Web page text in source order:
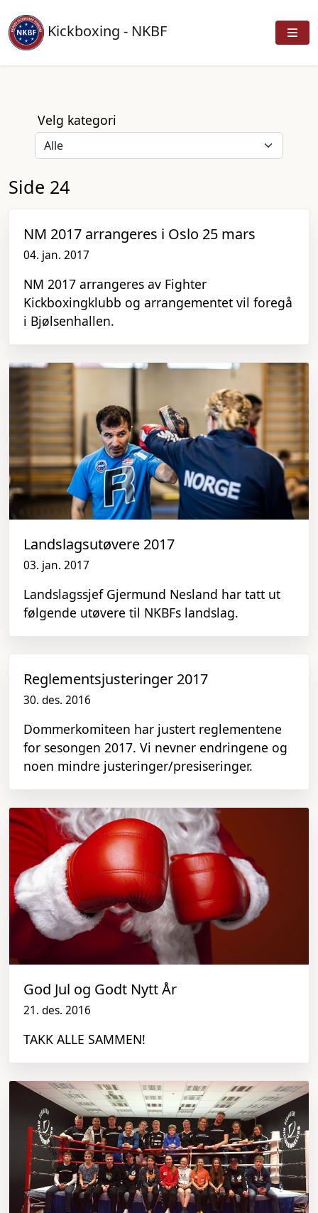
Kickboxing - NKBF
Velg kategori
Side 24
NM 2017 arrangeres i Oslo 25 mars
04. jan. 2017
NM 2017 arrangeres av Fighter
Kickboxingklubb og arrangementet vil foregå
i Bjølsenhallen.
Landslagsutøvere 2017
03. jan. 2017
Landslagssjef Gjermund Nesland har tatt ut
følgende utøvere til NKBFs landslag.
Reglementsjusteringer 2017
30. des. 2016
Dommerkomiteen har justert reglementene
for sesongen 2017. Vi nevner endringene og
noen mindre justeringer/presiseringer.
God Jul og Godt Nytt År
21. des. 2016
TAKK ALLE SAMMEN!